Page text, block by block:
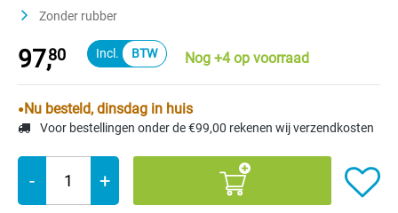
Zonder rubber
97,80 Nog +4 op voorraad
Nu besteld, dinsdag in huis
Voor bestellingen onder de €99,00 rekenen wij verzendkosten
- +